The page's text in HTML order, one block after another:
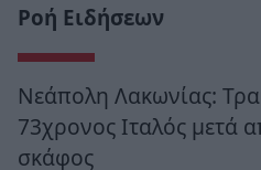
Ροή Ειδήσεων
Νεάπολη Λακωνίας:
73χρονος Ιταλός μετά
σκάφος